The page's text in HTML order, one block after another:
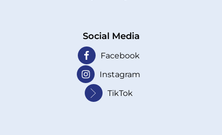
Social Media
Facebook
Instagram
TikTok